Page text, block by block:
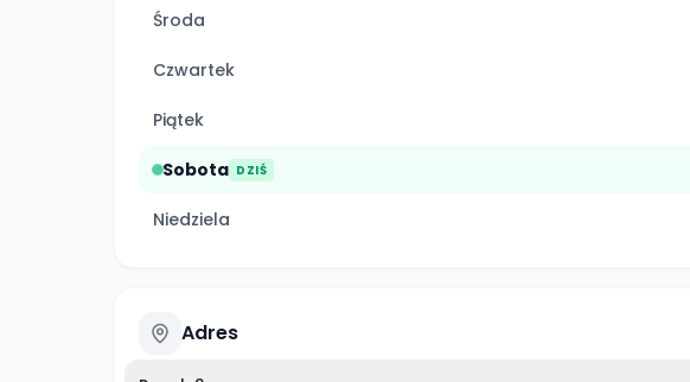
Środa
Czwartek
Piątek
Sobota DZIŚ
Niedziela
Adres